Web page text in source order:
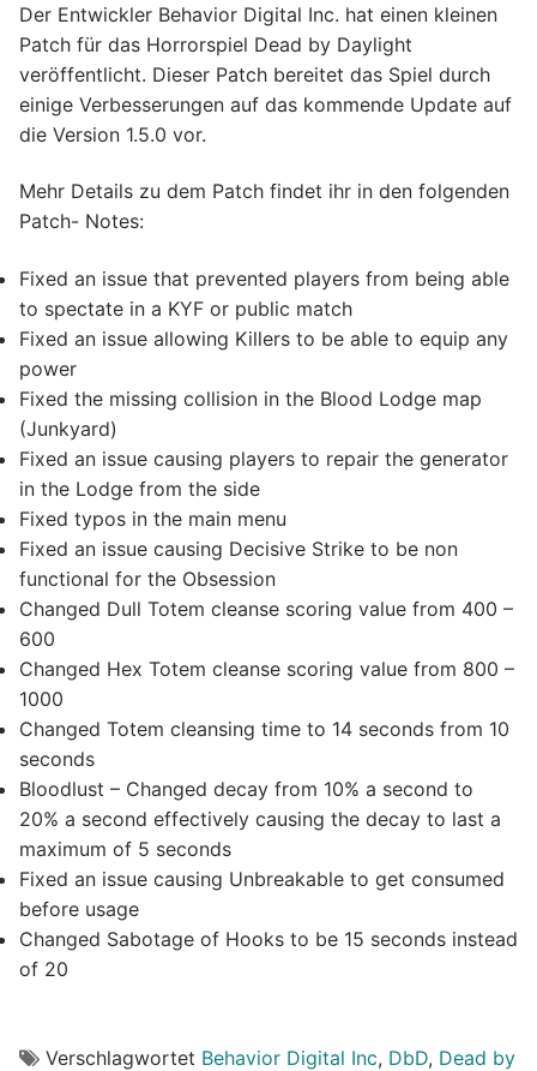
Der Entwickler Behavior Digital Inc. hat einen kleinen
Patch für das Horrorspiel Dead by Daylight
veröffentlicht. Dieser Patch bereitet das Spiel durch
einige Verbesserungen auf das kommende Update auf
die Version 1.5.0 vor.
Mehr Details zu dem Patch findet ihr in den folgenden
Patch- Notes:
Fixed an issue that prevented players from being able
to spectate in a KYF or public match
Fixed an issue allowing Killers to be able to equip any
power
Fixed the missing collision in the Blood Lodge map
(Junkyard)
Fixed an issue causing players to repair the generator
in the Lodge from the side
Fixed typos in the main menu
Fixed an issue causing Decisive Strike to be non
functional for the Obsession
Changed Dull Totem cleanse scoring value from 400 –
600
Changed Hex Totem cleanse scoring value from 800 –
1000
Changed Totem cleansing time to 14 seconds from 10
seconds
Bloodlust – Changed decay from 10% a second to
20% a second effectively causing the decay to last a
maximum of 5 seconds
Fixed an issue causing Unbreakable to get consumed
before usage
Changed Sabotage of Hooks to be 15 seconds instead
of 20
Verschlagwortet Behavior Digital Inc, DbD, Dead by